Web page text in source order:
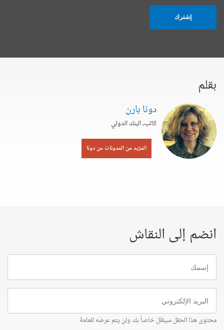
إشترك
بقلم
دونا بارن
كاتب، البنك الدولي
المزيد من المدونات من دونا
انضم إلى النقاش
إسمك
البريد
الإلكتروني
محتوى هذا الحقل سيظل خاصاً بك ولن يتم عرضه للعامة